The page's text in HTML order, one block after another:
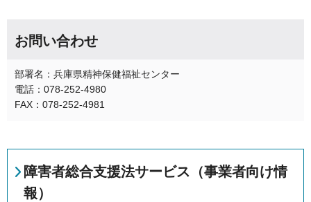
お問い合わせ
部署名：兵庫県精神保健福祉センター
電話：078-252-4980
FAX：078-252-4981
障害者総合支援法サービス（事業者向け情
報）